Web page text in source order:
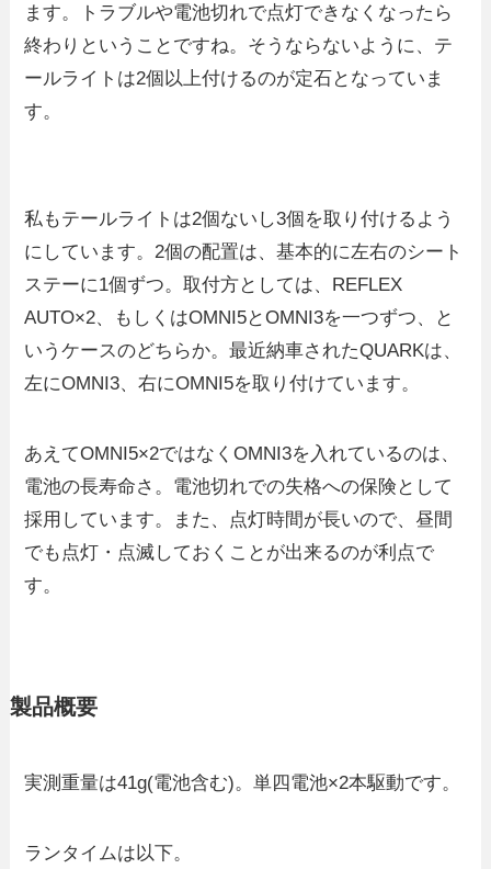
ます。トラブルや電池切れで点灯できなくなったら
終わりということですね。そうならないように、テ
ールライトは2個以上付けるのが定石となっていま
す。
私もテールライトは2個ないし3個を取り付けるよう
にしています。2個の配置は、基本的に左右のシート
ステーに1個ずつ。取付方としては、REFLEX
AUTO×2、もしくはOMNI5とOMNI3を一つずつ、と
いうケースのどちらか。最近納車されたQUARKは、
左にOMNI3、右にOMNI5を取り付けています。
あえてOMNI5×2ではなくOMNI3を入れているのは、
電池の長寿命さ。電池切れでの失格への保険として
採用しています。また、点灯時間が長いので、昼間
でも点灯・点滅しておくことが出来るのが利点で
す。
製品概要
実測重量は41g(電池含む)。単四電池×2本駆動です。
ランタイムは以下。